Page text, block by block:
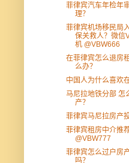
菲律宾汽车年检年
理？
菲律宾机场移民局
保关救人？微信
机 @VBW666
在菲律宾怎么退房
么办？
中国人为什么喜欢
马尼拉地铁分部 怎
产？
菲律宾马尼拉房产
菲律宾租房中介推
@VBW777
菲律宾怎么过户房
吗？